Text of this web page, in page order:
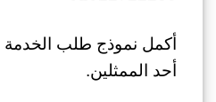
أكمل نموذج طلب الخدمة
أحد الممثلين.